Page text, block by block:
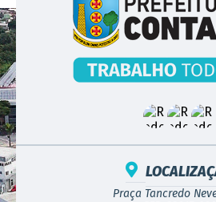
Praça Tancredo